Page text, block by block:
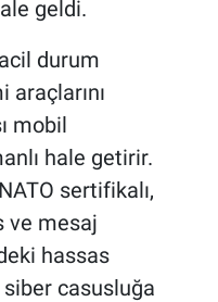
geldi.
durum
mobil
hale getirir.
sertifikalı,
ve mesaj
hassas
casusluğa